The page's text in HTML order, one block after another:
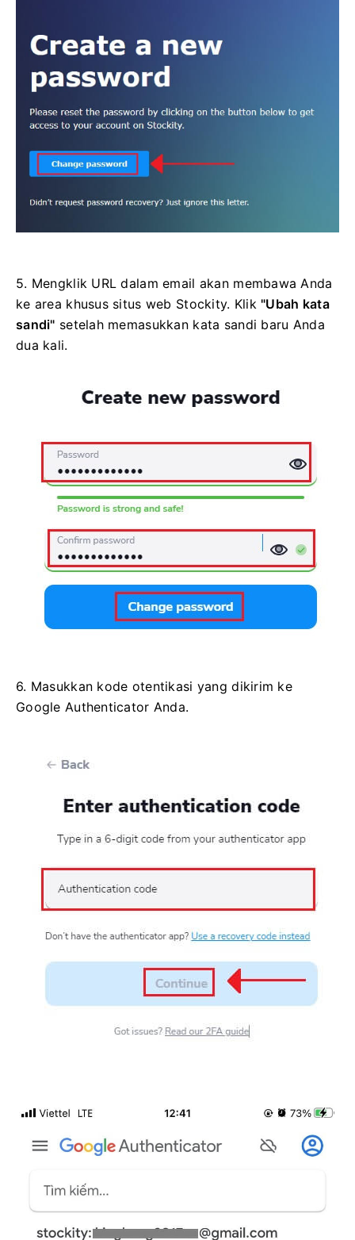
5. Mengklik URL dalam email akan membawa Anda
ke area khusus situs web Stockity. Klik "Ubah kata
sandi" setelah memasukkan kata sandi baru Anda
dua kali.
6. Masukkan kode otentikasi yang dikirim ke
Google Authenticator Anda.